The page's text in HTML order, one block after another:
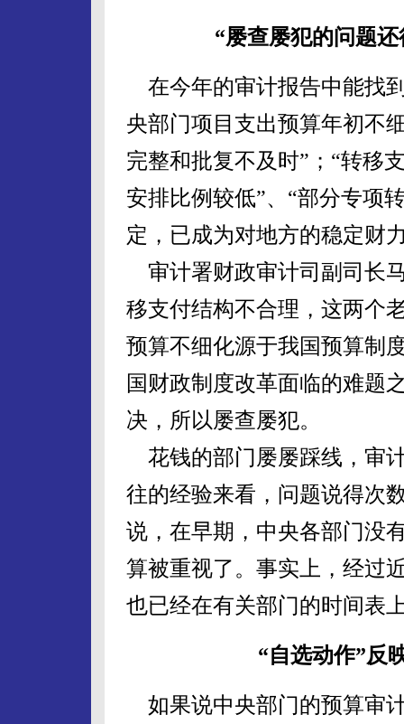
“屡查屡犯的问题
在今年的审计报告中能找
央部门项目支出预算年初不
完整和批复不及时”；“转移
安排比例较低”、“部分专项
定，已成为对地方的稳定
审计署财政审计司副司长
移支付结构不合理，这两个
预算不细化源于我国预算制
国财政制度改革面临的难题
决，所以屡查屡犯。
花钱的部门屡屡踩线，审
往的经验来看，问题说得次
说，在早期，中央各部门没
算被重视了。事实上，经过
也已经在有关部门的时间表
“自选动作”反
如果说中央部门的预算审